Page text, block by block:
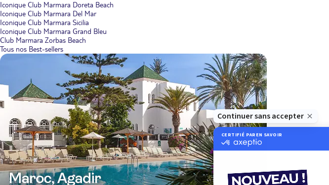
Iconique Club Marmara Doreta Beach
Iconique Club Marmara Del Mar
Iconique Club Marmara Sicilia
Iconique Club Marmara Grand Bleu
Club Marmara Zorbas Beach
Tous nos Best-sellers